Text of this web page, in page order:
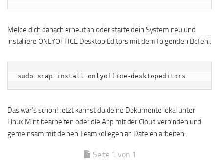
Melde dich danach erneut an oder starte dein System neu und
installiere ONLYOFFICE Desktop Editors mit dem folgenden Befehl:
sudo snap install onlyoffice-desktopeditors
Das war’s schon! Jetzt kannst du deine Dokumente lokal unter
Linux Mint bearbeiten oder die App mit der Cloud verbinden und
gemeinsam mit deinen Teamkollegen an Dateien arbeiten.
Seite 1 von 1